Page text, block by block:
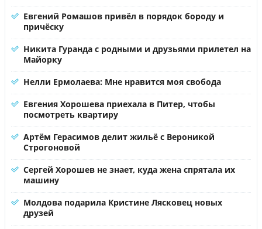
Евгений Ромашов привёл в порядок бороду и
причёску
Никита Гуранда с родными и друзьями прилетел на
Майорку
Нелли Ермолаева: Мне нравится моя свобода
Евгения Хорошева приехала в Питер, чтобы
посмотреть квартиру
Артём Герасимов делит жильё с Вероникой
Строгоновой
Сергей Хорошев не знает, куда жена спрятала их
машину
Молдова подарила Кристине Лясковец новых
друзей